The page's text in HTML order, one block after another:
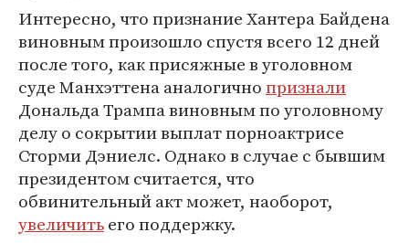
Интересно, что признание Хантера Байдена
виновным произошло спустя всего 12 дней
после того, как присяжные в уголовном
суде Манхэттена аналогичнопризнали
Дональда Трампа виновным по уголовному
делу о сокрытии выплат порноактрисе
Сторми Дэниелс. Однако в случае с бывшим
президентом считается, что
обвинительный акт может, наоборот,
увеличитьего поддержку.